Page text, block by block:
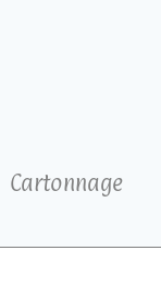
Cartonnage